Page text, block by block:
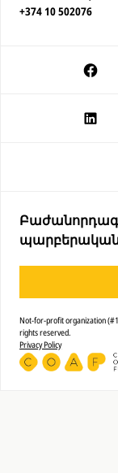
Not-for-profit organization
rights reserved.
Privacy Policy
+374 10 502076